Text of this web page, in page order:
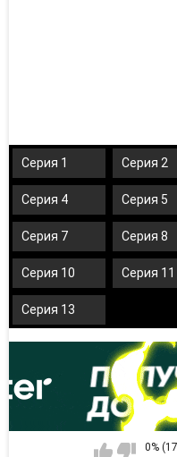
Серия 1 Серия 2
Серия 4 Серия 5
Серия 7 Серия 8
Серия 10 Серия 11
Серия 13
0%